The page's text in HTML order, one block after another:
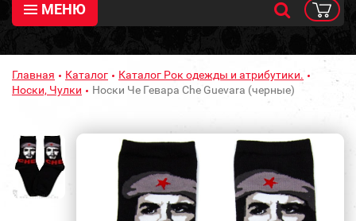
МЕНЮ
Главная Каталог
Каталог Рок одежды и атрибутики.
Носки, Чулки
Носки Че Гевара Che Guevara (черные)